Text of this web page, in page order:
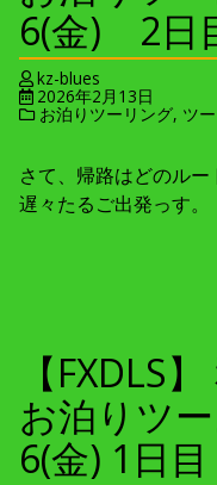
6(金) 2日
kz-blues
2026年2月13日
お泊りツーリング, ツ
さて、帰路はどのル
遅々たるご出発っす。
【FXDLS
お泊りツ
6(金) 1日目